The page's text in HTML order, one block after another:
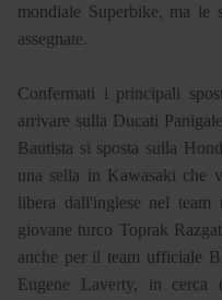
mondiale Superbike, ma le
assegnate.
Confermati i principali
arrivare sulla Ducati
Bautista si sposta sulla
una sella in Kawasaki che
libera dall'inglese nel team
giovane turco Toprak
anche per il team ufficiale
Eugene Laverty, in cerca